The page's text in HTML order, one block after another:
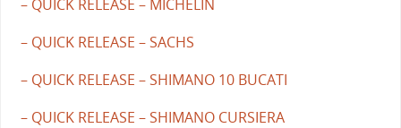
– QUICK RELEASE – MICHELIN
– QUICK RELEASE – SACHS
– QUICK RELEASE – SHIMANO 10 BUCATI
– QUICK RELEASE – SHIMANO CURSIERA